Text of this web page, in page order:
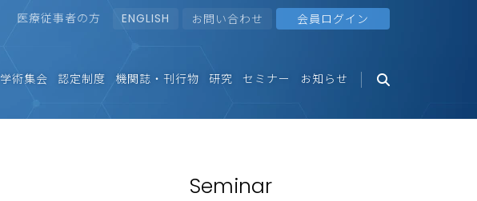
医療従事者の方 ENGLISH お問い合わせ 会員ログイン
学術集会 認定制度 機関誌・刊行物 研究 セミナー お知らせ
Seminar